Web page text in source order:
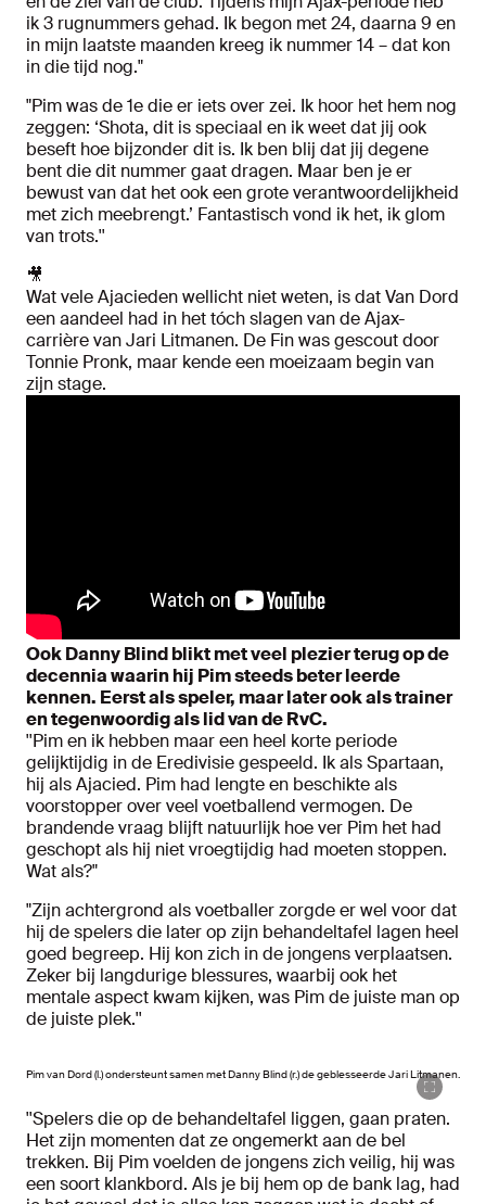
ik 3 rugnummers gehad. Ik begon met 24, daarna 9 en
in mijn laatste maanden kreeg ik nummer 14 – dat kon
in die tijd nog."
"Pim was de 1e die er iets over zei. Ik hoor het hem nog
zeggen: ‘Shota, dit is speciaal en ik weet dat jij ook
beseft hoe bijzonder dit is. Ik ben blij dat jij degene
bent die dit nummer gaat dragen. Maar ben je er
bewust van dat het ook een grote verantwoordelijkheid
met zich meebrengt.’ Fantastisch vond ik het, ik glom
van trots.''
🎥
Wat vele Ajacieden wellicht niet weten, is dat Van Dord
een aandeel had in het tóch slagen van de Ajax-
carrière van Jari Litmanen. De Fin was gescout door
Tonnie Pronk, maar kende een moeizaam begin van
zijn stage.
Ook Danny Blind blikt met veel plezier terug op de
decennia waarin hij Pim steeds beter leerde
kennen. Eerst als speler, maar later ook als trainer
en tegenwoordig als lid van de RvC.
''Pim en ik hebben maar een heel korte periode
gelijktijdig in de Eredivisie gespeeld. Ik als Spartaan,
hij als Ajacied. Pim had lengte en beschikte als
voorstopper over veel voetballend vermogen. De
brandende vraag blijft natuurlijk hoe ver Pim het had
geschopt als hij niet vroegtijdig had moeten stoppen.
Wat als?"
"Zijn achtergrond als voetballer zorgde er wel voor dat
hij de spelers die later op zijn behandeltafel lagen heel
goed begreep. Hij kon zich in de jongens verplaatsen.
Zeker bij langdurige blessures, waarbij ook het
mentale aspect kwam kijken, was Pim de juiste man op
de juiste plek.''
Pim van Dord (l.) ondersteunt samen met Danny Blind (r.) de geblesseerde Jari Litmanen.
''Spelers die op de behandeltafel liggen, gaan praten.
Het zijn momenten dat ze ongemerkt aan de bel
trekken. Bij Pim voelden de jongens zich veilig, hij was
een soort klankbord. Als je bij hem op de bank lag, had